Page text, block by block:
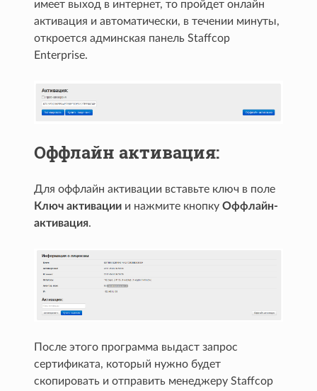
имеет выход в интернет, то пройдет онлайн
активация и автоматически, в течении минуты,
откроется админская панель Staffcop
Enterprise.
Оффлайн активация:
Для оффлайн активации вставьте ключ в поле
Ключ активации и нажмите кнопкуОффлайн-
активация.
После этого программа выдаст запрос
сертификата, который нужно будет
скопировать и отправить менеджеру Staffcop